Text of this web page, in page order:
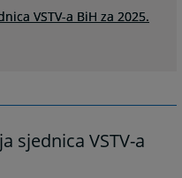
VSTV-a BiH za 2025.
sjednica VSTV-a